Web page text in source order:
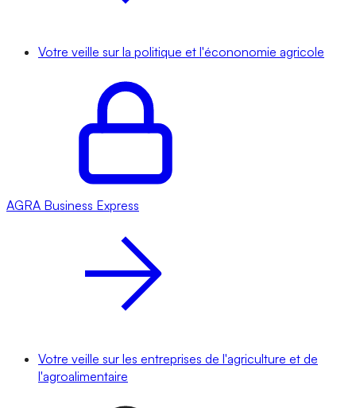
Votre veille sur la politique et l'écononomie agricole
AGRA Business Express
Votre veille sur les entreprises de l'agriculture et de
l'agroalimentaire